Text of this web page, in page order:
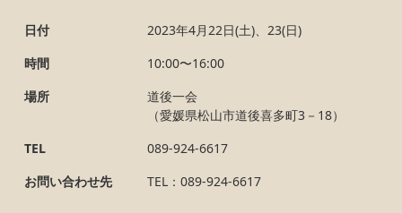
日付
2023年4月22日(土)、23(日)
時間
10:00〜16:00
場所
道後一会
（愛媛県松山市道後喜多町3－18）
TEL
089-924-6617
お問い合わせ先
TEL：089-924-6617